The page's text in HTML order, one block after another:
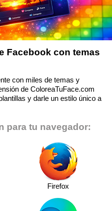
Facebook con temas
con miles de temas y
de ColoreaTuFace.com
y darle un estilo único a
para tu navegador:
Firefox